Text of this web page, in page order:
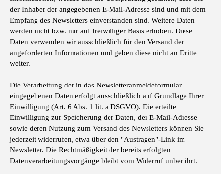
der Inhaber der angegebenen E-Mail-Adresse sind und mit dem
Empfang des Newsletters einverstanden sind. Weitere Daten
werden nicht bzw. nur auf freiwilliger Basis erhoben. Diese
Daten verwenden wir ausschließlich für den Versand der
angeforderten Informationen und geben diese nicht an Dritte
weiter.
Die Verarbeitung der in das Newsletteranmeldeformular
eingegebenen Daten erfolgt ausschließlich auf Grundlage Ihrer
Einwilligung (Art. 6 Abs. 1 lit. a DSGVO). Die erteilte
Einwilligung zur Speicherung der Daten, der E-Mail-Adresse
sowie deren Nutzung zum Versand des Newsletters können Sie
jederzeit widerrufen, etwa über den "Austragen"-Link im
Newsletter. Die Rechtmäßigkeit der bereits erfolgten
Datenverarbeitungsvorgänge bleibt vom Widerruf unberührt.